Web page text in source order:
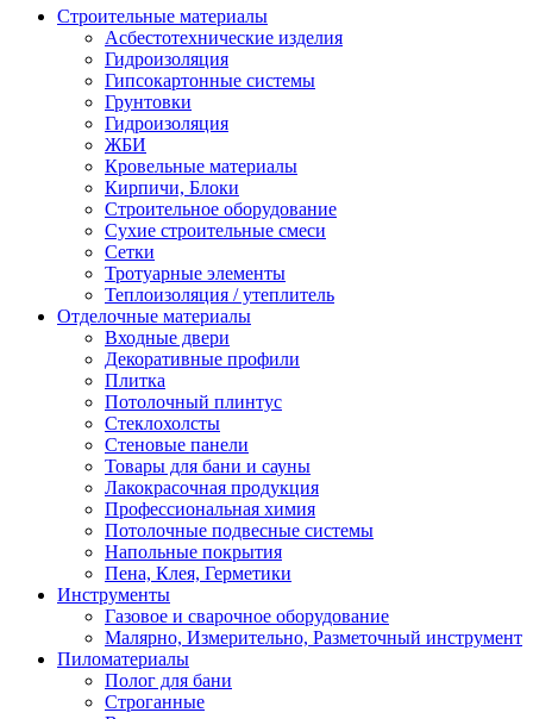
Строительные материалы
Асбестотехнические изделия
Гидроизоляция
Гипсокартонные системы
Грунтовки
Гидроизоляция
ЖБИ
Кровельные материалы
Кирпичи, Блоки
Строительное оборудование
Сухие строительные смеси
Сетки
Тротуарные элементы
Теплоизоляция / утеплитель
Отделочные материалы
Входные двери
Декоративные профили
Плитка
Потолочный плинтус
Стеклохолсты
Стеновые панели
Товары для бани и сауны
Лакокрасочная продукция
Профессиональная химия
Потолочные подвесные системы
Напольные покрытия
Пена, Клея, Герметики
Инструменты
Газовое и сварочное оборудование
Малярно, Измерительно, Разметочный инструмент
Пиломатериалы
Полог для бани
Строганные